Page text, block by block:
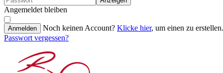
Angemeldet bleiben
Anmelden Noch keinen Account? Klicke hier, um einen zu erstellen.
Passwort vergessen?